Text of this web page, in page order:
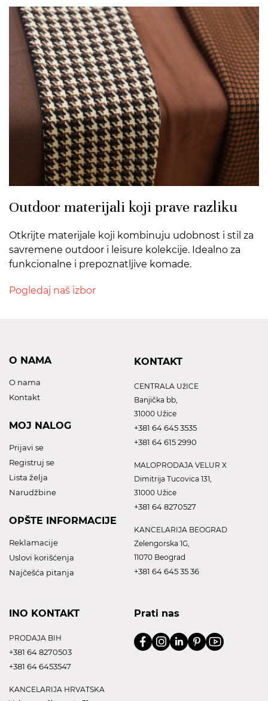
Outdoor materijali koji prave razliku
Otkrijte materijale koji kombinuju udobnost i stil za
savremene outdoor i leisure kolekcije. Idealno za
funkcionalne i prepoznatljive komade.
Pogledaj naš izbor
O NAMA
O nama
Kontakt
MOJ NALOG
Prijavi se
Registruj se
Lista želja
Narudžbine
OPŠTE INFORMACIJE
Reklamacije
Uslovi korišćenja
Najčešća pitanja
KONTAKT
CENTRALA UžICE
Banjička bb,
31000 Užice
+381 64 645 3535
+381 64 615 2990
MALOPRODAJA VELUR X
Dimitrija Tucovica 131,
31000 Užice
+381 64 8270527
KANCELARIJA BEOGRAD
Zelengorska 1G,
11070 Beograd
+381 64 645 35 36
INO KONTAKT
PRODAJA BIH
+381 64 8270503
+381 64 6453547
KANCELARIJA HRVATSKA
Prati nas